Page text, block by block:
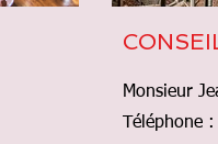
Monsieur
Téléphone